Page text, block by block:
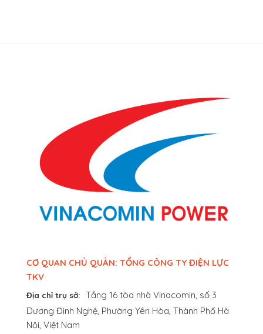
CƠ QUAN CHỦ QUẢN: TỔNG CÔNG TY ĐIỆN LỰC
TKV
Địa chỉ trụ sở: Tầng 16 tòa nhà Vinacomin, số 3
Dương Đình Nghệ, Phường Yên Hòa, Thành Phố Hà
Nội, Việt Nam